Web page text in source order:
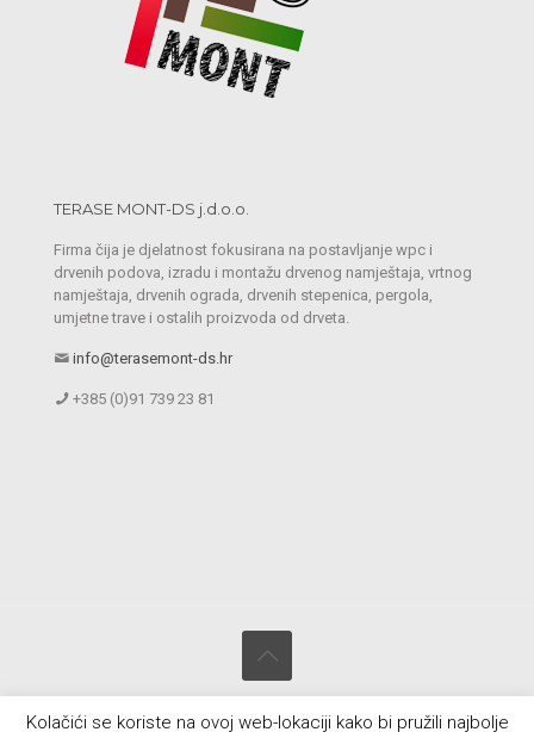
TERASE MONT-DS j.d.o.o.
Firma čija je djelatnost fokusirana na postavljanje wpc i
drvenih podova, izradu i montažu drvenog namještaja, vrtnog
namještaja, drvenih ograda, drvenih stepenica, pergola,
umjetne trave i ostalih proizvoda od drveta.
info@terasemont-ds.hr
+385 (0)91 739 23 81
Design-ika.com&Kolarich.Agency
Kolačići se koriste na ovoj web-lokaciji kako bi pružili najbolje